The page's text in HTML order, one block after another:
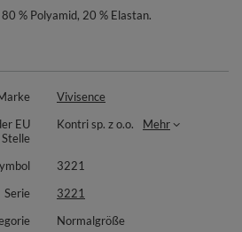
% Polyamid, 20 % Elastan.
Vivisence
EU
Kontri sp. z o.o. Mehr
3221
Serie
3221
Normalgröße